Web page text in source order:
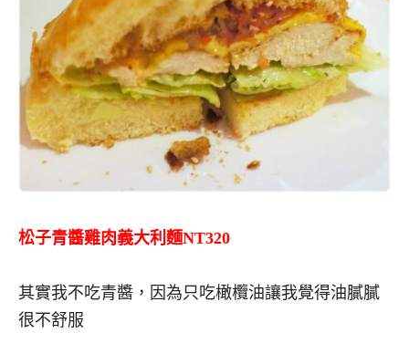
松子青醬雞肉義大利麵NT320
其實我不吃青醬，因為只吃橄欖油讓我覺得油膩膩
很不舒服